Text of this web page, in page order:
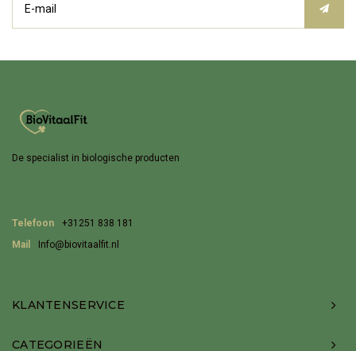
De specialist in biologische producten
Telefoon
+31251 838 181
Mail
Info@biovitaalfit.nl
KLANTENSERVICE
CATEGORIEËN